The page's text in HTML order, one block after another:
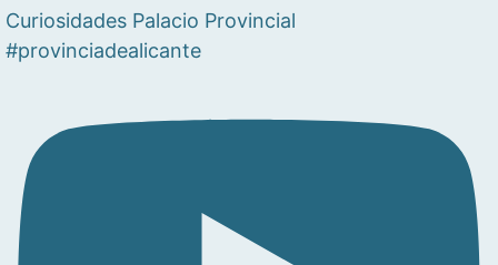
Curiosidades Palacio Provincial
#provinciadealicante